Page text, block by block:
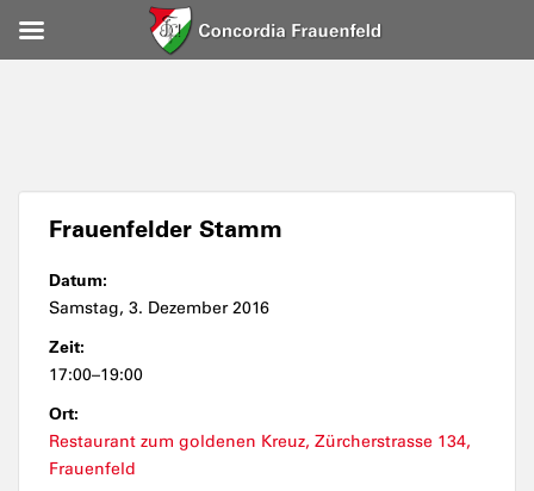
Frauenfelder Stamm
Datum:
Samstag, 3. Dezember 2016
Zeit:
17:00–19:00
Ort:
Restaurant zum goldenen Kreuz, Zürcherstrasse 134,
Frauenfeld